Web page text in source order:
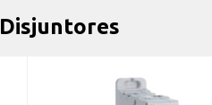
Disjuntores